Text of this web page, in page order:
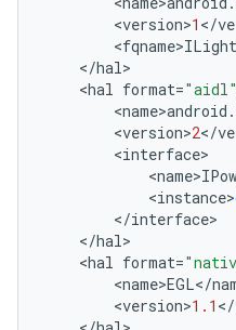
<version>1 </
<fqname>
</hal>
<hal format="aidl"
<name>android .
<version>2</
<interface>
<name>
<instance>
</interface>
</hal>
<hal format=
<name>EGL</
<version>1.1 </